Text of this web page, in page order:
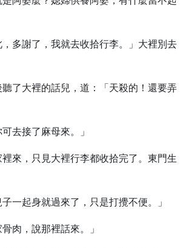
多謝了，我就去收拾行李。」大裡別去
了大裡的話兒，道：「天殺的！還要弄
去接了麻母來。」
來，只見大裡行李都收拾完了。東門生
一起身就過來了，只是打攪不便。」
肉，說那裡話來。」